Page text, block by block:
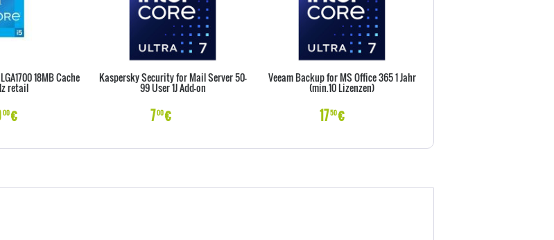
18MB Cache
retail
00€
Kaspersky Security for Mail Server 50-
99 User 1J Add-on
700€
Veeam Backup for MS Office 365 1 Jahr
(min.10 Lizenzen)
1750€